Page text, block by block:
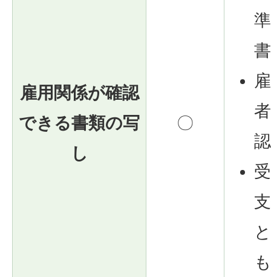
雇用関係が確認
できる書類の写
し
〇
書